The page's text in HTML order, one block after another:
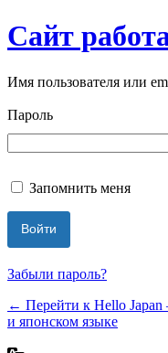
Сайт
Имя пользователя или
Пароль
Запомнить меня
Забыли пароль?
← Перейти к Hello
и японском языке